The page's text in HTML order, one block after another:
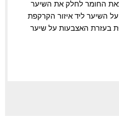
החומר לחלק את השיער
השיער ליד איזור הקרקפת
בעזרת האצבעות על שיער